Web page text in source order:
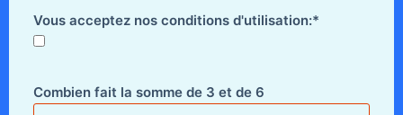
Vous acceptez nos conditions d'utilisation:*
Combien fait la somme de 3 et de 6